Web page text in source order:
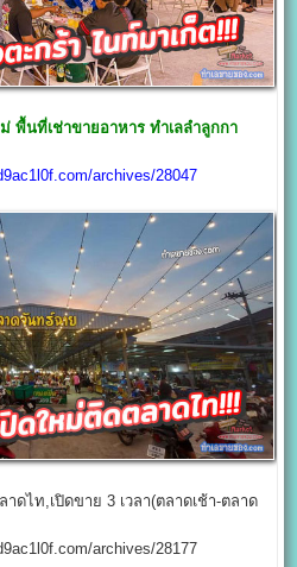
พื้นที่เช่าขายอาหาร ทำเลลำลูกกา
archives/28047
ดไท,เปิดขาย 3 เวลา(ตลาดเช้า-ตลาด
archives/28177